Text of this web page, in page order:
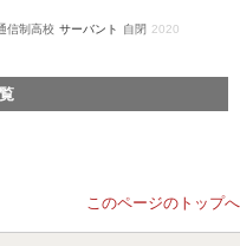
信制高校 サーバント 自閉 2020
このページのトップへ